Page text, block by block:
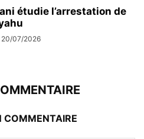
étudie l’arrestation de
20/07/2026
COMMENTAIRE